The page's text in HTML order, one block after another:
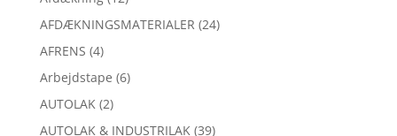
AFDÆKNINGSMATERIALER (24)
AFRENS (4)
Arbejdstape (6)
AUTOLAK (2)
AUTOLAK & INDUSTRILAK (39)